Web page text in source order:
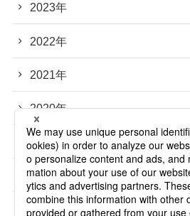
2023年
2022年
2021年
2020年
2019年
2018年
2017年